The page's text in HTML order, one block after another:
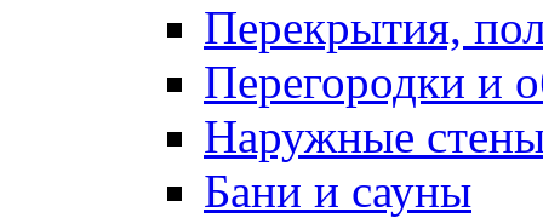
Перекрытия,
Перегородки и
Наружные
Бани и сауны